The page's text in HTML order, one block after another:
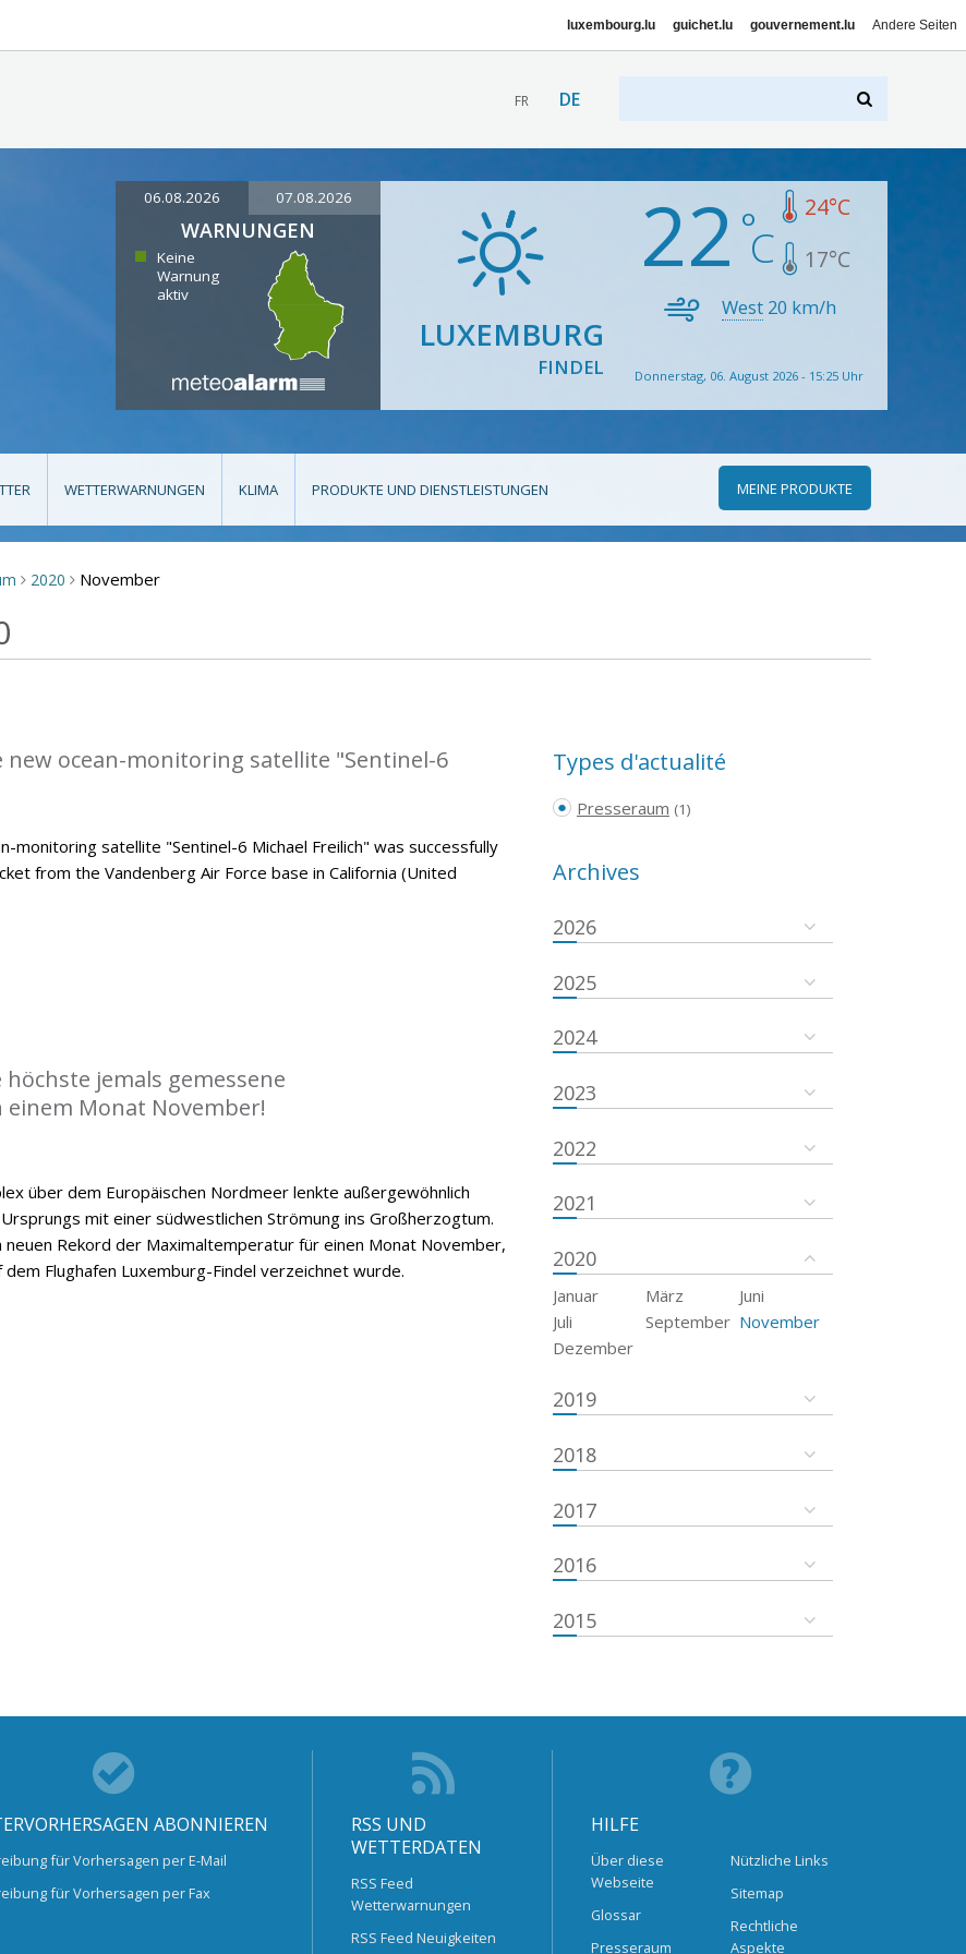
luxembourg.lu guichet.lu gouvernement.lu Andere Seiten
FR DE
06.08.2026 07.08.2026
WARNUNGEN
Keine
Warnung
aktiv
LUXEMBURG
FINDEL
22 24°C
17°C
West 20 km/h
Donnerstag, 06. August 2026 - 15:25 Uhr
WETTERWARNUNGEN KLIMA PRODUKTE UND DIENSTLEISTUNGEN MEINE PRODUKTE
> 2020 > November
new ocean-monitoring satellite "Sentinel-6
monitoring satellite "Sentinel-6 Michael Freilich" was successfully
from the Vandenberg Air Force base in California (United
jemals gemessene
Monat November!
über dem Europäischen Nordmeer lenkte außergewöhnlich
mit einer südwestlichen Strömung ins Großherzogtum.
Rekord der Maximaltemperatur für einen Monat November,
Flughafen Luxemburg-Findel verzeichnet wurde.
Types d'actualité
Presseraum (1)
Archives
2026
2025
2024
2023
2022
2021
2020
Januar März
Juni
Juli
September November
Dezember
2019
2018
2017
2016
2015
ABONNIEREN
für Vorhersagen per E-Mail
für Vorhersagen per Fax
RSS UND
WETTERDATEN
RSS Feed
Wetterwarnungen
RSS Feed Neuigkeiten
HILFE
Über diese
Webseite
Glossar
Presseraum
Nützliche Links
Sitemap
Rechtliche
Aspekte